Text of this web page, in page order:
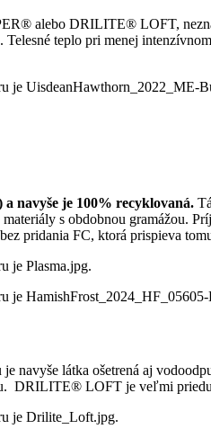
alebo DRILITE® LOFT,
Telesné teplo pri menej
a navyše je 100% recyklovaná.
s obdobnou gramážou.
pridania FC, ktorá prispieva
navyše látka ošetrená aj
DRILITE® LOFT je veľmi